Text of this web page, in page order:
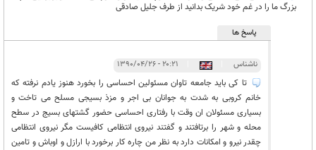
بزرگ ما را در غم خود شریک بدانید از طرف جلیل صادقی
پاسخ ها
ناشناس ۲۰:۲۱ - ۱۳۹۰/۰۴/۲۶
تا کی باید جامعه تاوان مسئولین احساسی را بخورد هنوز یادم نرفته که
خانم کروبی به شدت به جوانان بی اجر و مزذ بسیجی مسلح می تاخت و
بسیاری مسئولان ان وقت با رفتاری احساسی حضور گشتهای بسیج در سطح
محله و شهر را برتافتند و گفتند نیروی انتظامی کافیست مگر نیروی انتظامی
چقدر نیرو و امکانات دارد به نظر من چاره کار برخورد با ارازل و اوباش و تامین